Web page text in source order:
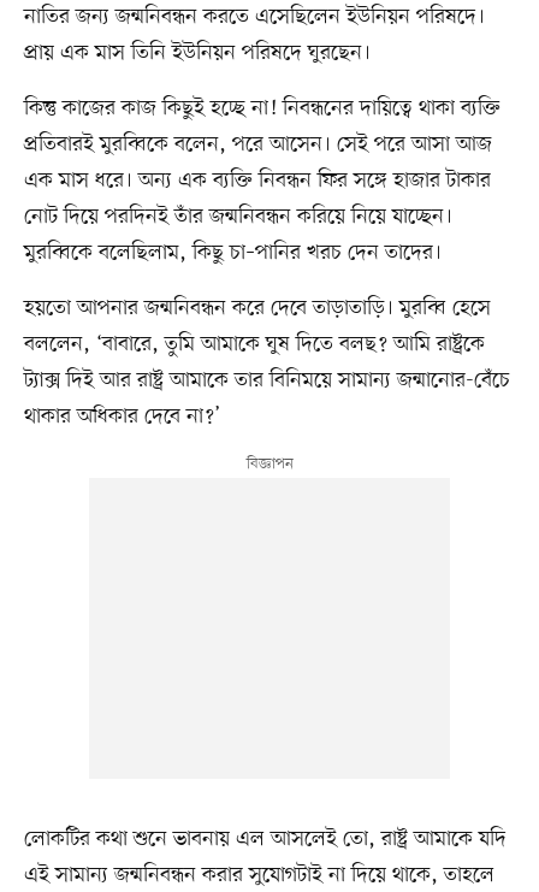
নাতির জন্য জন্মনিবন্ধন করতে এসেছিলেন ইউনিয়ন পরিষদে।
প্রায় এক মাস তিনি ইউনিয়ন পরিষদে ঘুরছেন।
কিন্তু কাজের কাজ কিছুই হচ্ছে না! নিবন্ধনের দায়িত্বে থাকা ব্যক্তি
প্রতিবারই মুরব্বিকে বলেন, পরে আসেন। সেই পরে আসা আজ
এক মাস ধরে। অন্য এক ব্যক্তি নিবন্ধন ফির সঙ্গে হাজার টাকার
নোট দিয়ে পরদিনই তাঁর জন্মনিবন্ধন করিয়ে নিয়ে যাচ্ছেন।
মুরব্বিকে বলেছিলাম, কিছু চা–পানির খরচ দেন তাদের।
হয়তো আপনার জন্মনিবন্ধন করে দেবে তাড়াতাড়ি। মুরব্বি হেসে
বললেন, ‘বাবারে, তুমি আমাকে ঘুষ দিতে বলছ? আমি রাষ্ট্রকে
ট্যাক্স দিই আর রাষ্ট্র আমাকে তার বিনিময়ে সামান্য জন্মানোর-বেঁচে
থাকার অধিকার দেবে না?’
লোকটির কথা শুনে ভাবনায় এল আসলেই তো, রাষ্ট্র আমাকে যদি
এই সামান্য জন্মনিবন্ধন করার সুযোগটাই না দিয়ে থাকে, তাহলে